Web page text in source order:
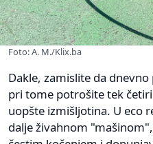
Foto: A. M./Klix.ba
Dakle, zamislite da
pri tome potrošite tek
uopšte izmišljotina. U eco
dalje živahnom